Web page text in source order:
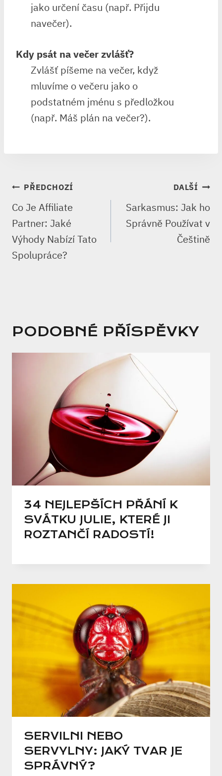
jako určení času (např. Přijdu
navečer).
Kdy psát na večer zvlášť?
Zvlášť píšeme na večer, když
mluvíme o večeru jako o
podstatném jménu s předložkou
(např. Máš plán na večer?).
NAVIGACE
PRO
PŘÍSPĚVEK
PŘEDCHOZÍ
Co Je Affiliate
Partner: Jaké
Výhody Nabízí Tato
Spolupráce?
DALŠÍ
Sarkasmus: Jak ho
Správně Používat v
Češtině
PODOBNÉ PŘÍSPĚVKY
34 NEJLEPŠÍCH PŘÁNÍ K
SVÁTKU JULIE, KTERÉ JI
ROZTANČÍ RADOSTÍ!
SERVILNI NEBO
SERVYLNY: JAKÝ TVAR JE
SPRÁVNÝ?